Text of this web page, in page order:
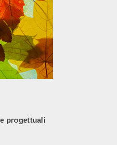
progettuali